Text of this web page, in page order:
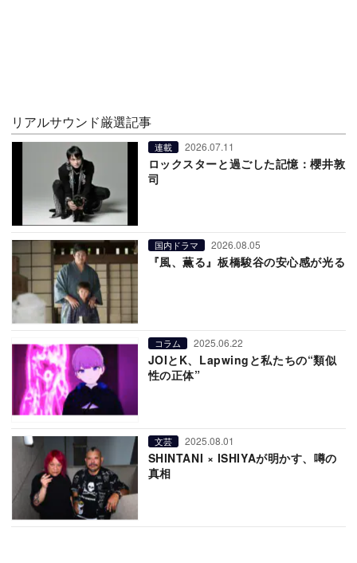
リアルサウンド厳選記事
連載 2026.07.11
ロックスターと過ごした記憶：櫻井敦
司
国内ドラマ 2026.08.05
『風、薫る』板橋駿谷の安心感が光る
コラム 2025.06.22
JOIとK、Lapwingと私たちの“類似
性の正体”
文芸 2025.08.01
SHINTANI × ISHIYAが明かす、噂の
真相